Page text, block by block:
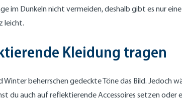
im Dunkeln nicht vermeiden, deshalb gibt es nur
leicht.
Kleidung tragen
beherrschen gedeckte Töne das Bild. Jedoch
du auch auf reflektierende Accessoires setzen